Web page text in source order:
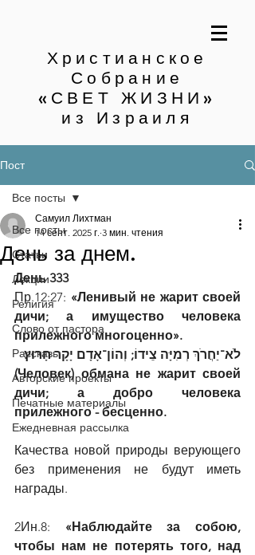
Христианское
Собрание
«СВЕТ ЖИЗНИ»
из Израиля
Пост
Все посты
Статьи
Лекции
Религия
Слово от пастора
Рассказы
Авторские проекты
Печатные материалы
Ежедневная рассылка
Все посты
День за днем.
Самуил Лихтман
14 сент. 2025 г. 3 мин. чтения
День 333
Пр.12:27: «Ленивый не жарит своей
дичи; а имущество человека
прилежного многоценно».
לֹא־יַחֲרֹךְ רְמִיָּה צֵידוֹ; וְהוֹן־אָדָם יָקָר חָרוּץ׃
(Человек) обмана не жарит своей
дичи; а добро человека
прилежного - бесценно.
Качества новой природы верующего
без применения не будут иметь
награды.
2Ин.8: «Наблюдайте за собою,
чтобы нам не потерять того, над